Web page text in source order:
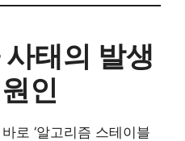
태의 발생
인
로 ‘알고리즘 스테이블